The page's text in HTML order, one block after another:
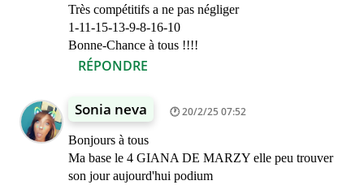
Très compétitifs a ne pas négliger
1-11-15-13-9-8-16-10
Bonne-Chance à tous !!!!
RÉPONDRE
Sonia neva 20/2/25 07:52
Bonjours à tous
Ma base le 4 GIANA DE MARZY elle peu trouver
son jour aujourd'hui podium